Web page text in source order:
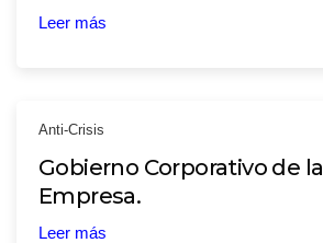
Leer más
Anti-Crisis
Gobierno Corporativo de la
Empresa.
Leer más